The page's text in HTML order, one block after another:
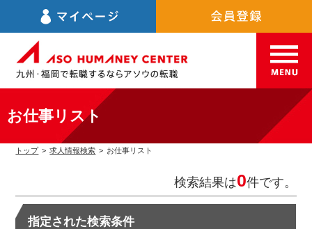
お仕事リスト
トップ > 求人情報検索 > お仕事リスト
検索結果は0件です。
指定された検索条件